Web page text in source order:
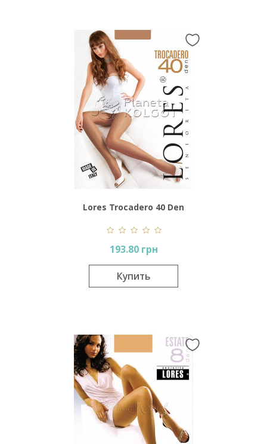
Lores Trocadero 40 Den
193.80 грн
Купить